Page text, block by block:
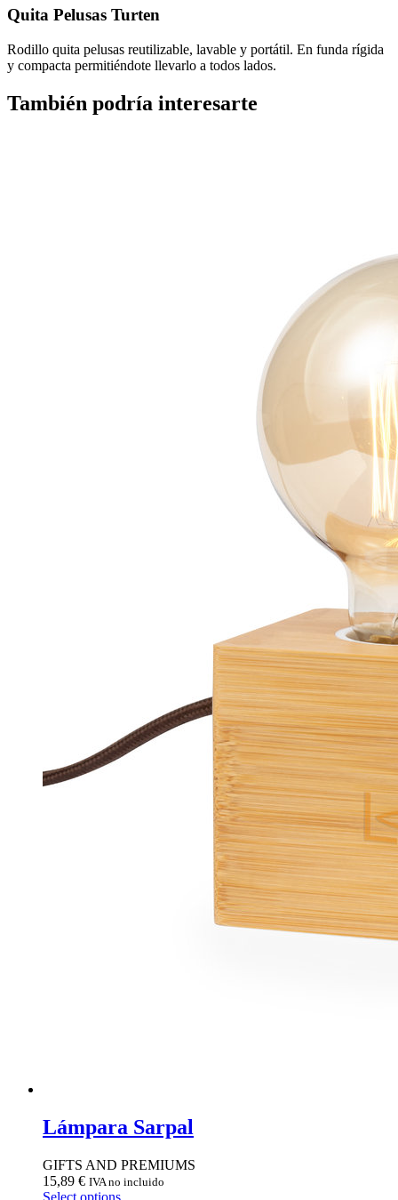
Quita Pelusas Turten
Rodillo quita pelusas reutilizable, lavable y portátil. En funda rígida
y compacta permitiéndote llevarlo a todos lados.
También podría interesarte
Lámpara Sarpal
GIFTS AND PREMIUMS
15,89 € IVA no incluido
Select options